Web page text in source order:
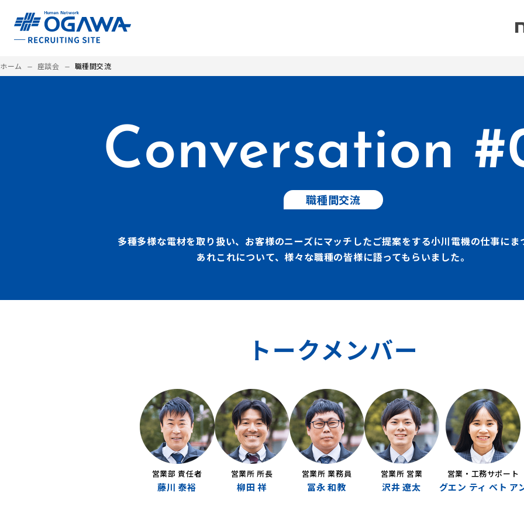
ホーム maximize 座談会 maximize 職種間交流
Conversation
職種間交流
多種多様な電材を取り扱い、お客様のニーズにマッチしたご提案をする小川電機の仕事にま
あれこれについて、様々な職種の皆様に語ってもらいました。
トークメンバー
営業部 責任者
藤川 泰裕
営業所 所長
柳田 祥
営業所 業務員
冨永 和教
営業所 営業
沢井 遼太
営業・工務サポート
グエン ティ ベト ア